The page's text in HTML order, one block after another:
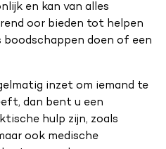
en kan van alles
oor bieden tot helpen
boodschappen doen of een
inzet om iemand te
dan bent u een
hulp zijn, zoals
ook medische